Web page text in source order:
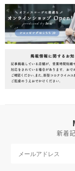
新着